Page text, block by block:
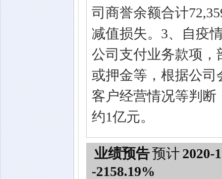
司商誉余额合计
减值损失。3、自疫
公司支付业务款项
或押金等，根据公
客户经营情况等判
约1亿元。
业绩预告预计 2020-
-2158.19%